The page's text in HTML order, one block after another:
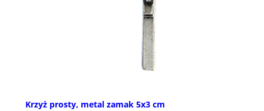
Krzyż prosty, metal zamak 5x3 cm